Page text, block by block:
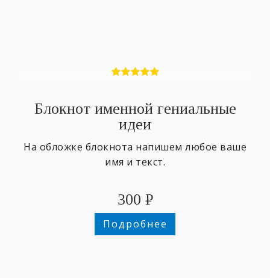
Блокнот именной гениальные
идеи
На обложке блокнота напишем любое ваше
имя и текст.
300 ₽
Подробнее